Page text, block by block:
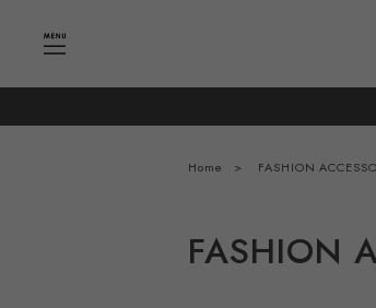
Home FASHION
FASHION